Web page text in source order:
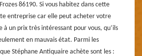
86190. Si vous habitez dans cette
entreprise car elle peut acheter votre
à un prix très intéressant pour vous, qu’ils
en mauvais état. Parmi les
Stéphane Antiquaire achète sont les :